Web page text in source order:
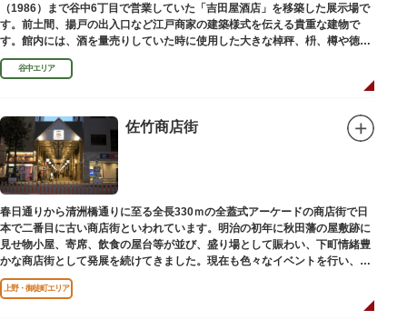
（1986）まで谷中6丁目で営業していた「吉田屋酒店」を移築した展示場で
す。前土間、揚戸の出入口など江戸商家の建築様式を伝える貴重な建物で
す。館内には、酒を量売りしていた時に使用した大きな棹秤、枡、樽や徳
利、宣伝用ポスターなどの資料を展示しています。
谷中エリア
佐竹商店街
春日通りから清洲橋通りに至る全長330ｍの全蓋式アーケードの商店街で日
本で二番目に古い商店街といわれています。明治の初年に秋田藩の屋敷跡に
見せ物小屋、寄席、飲食の屋台等が並び、盛り場として賑わい、下町情緒豊
かな商店街として発展を続けてきました。現在も色々なイベントを行い、住
民から親しまれている魅力的な商店街です。
上野・御徒町エリア